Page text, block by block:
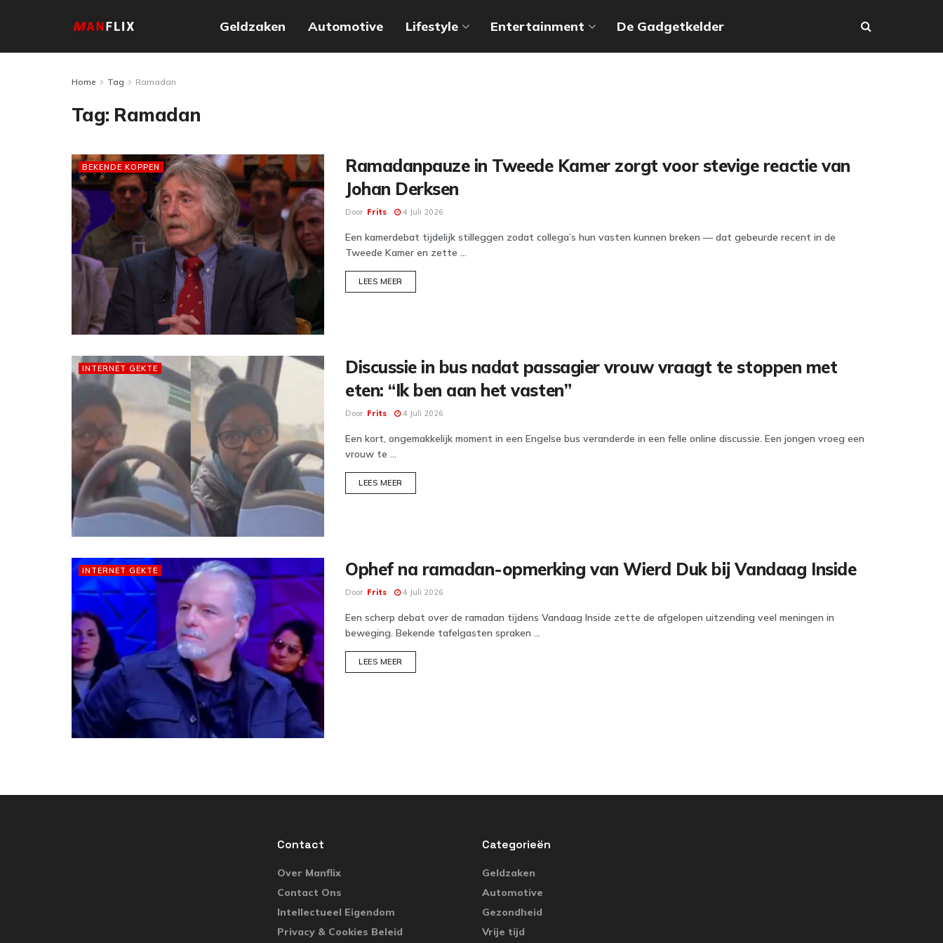
Geldzaken Automotive Lifestyle Entertainment De Gadgetkelder
Home Tag Ramadan
Tag: Ramadan
BEKENDE KOPPEN
Ramadanpauze in Tweede Kamer zorgt voor stevige reactie van
Johan Derksen
Door Frits 4 Juli 2026
Een kamerdebat tijdelijk stilleggen zodat collega’s hun vasten kunnen breken — dat gebeurde recent in de
Tweede Kamer en zette ...
LEES MEER
INTERNET GEKTE
Discussie in bus nadat passagier vrouw vraagt te stoppen met
eten: “Ik ben aan het vasten”
Door Frits 4 Juli 2026
Een kort, ongemakkelijk moment in een Engelse bus veranderde in een felle online discussie. Een jongen vroeg een
vrouw te ...
LEES MEER
INTERNET GEKTE Ophef na ramadan-opmerking van Wierd Duk bij Vandaag Inside
Door Frits 4 Juli 2026
Een scherp debat over de ramadan tijdens Vandaag Inside zette de afgelopen uitzending veel meningen in
beweging. Bekende tafelgasten spraken ...
LEES MEER
Contact
Over Manflix
Contact Ons
Intellectueel Eigendom
Privacy & Cookies Beleid
Categorieën
Geldzaken
Automotive
Gezondheid
Vrije tijd